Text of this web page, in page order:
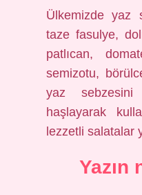
Ülkemizde yaz
taze fasulye,
patlıcan,
semizotu,
yaz
haşlayarak
lezzetli salatalar
Yazın